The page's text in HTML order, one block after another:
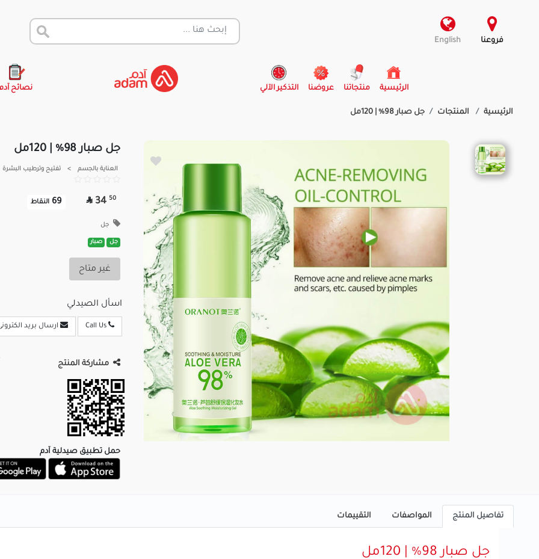
فروعنا English
الرئيسية
(current) منتجاتنا عروضنا التذكير الآلي نصائح
الرئيسية المنتجات جل صبار 98% | 120مل
جل صبار 98% | 120مل
العناية بالجسم > تفتيح وترطيب البشرة
50
34

69 النقاط
جل
جل صبار
غير متاح
اسأل الصيدلي
Call Us ارسال بريد
مشاركة المنتج
حمل تطبيق صيدلية آدم
تفاصيل المنتج المواصفات التقييمات
جل صبار 98% | 120مل